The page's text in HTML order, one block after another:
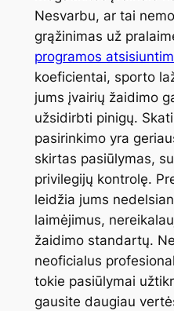
Nesvarbu, ar tai
grąžinimas už
programos
koeficientai, sporto
jums įvairių žaidimo
užsidirbti pinigų.
pasirinkimo yra
skirtas pasiūlymas,
privilegijų kontrolę.
leidžia jums
laimėjimus,
žaidimo standartų.
neoficialus
tokie pasiūlymai
gausite daugiau